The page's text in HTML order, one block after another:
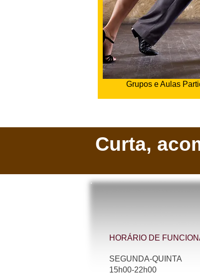
Grupos e Aulas
Curta,
HORÁRIO DE
SEGUNDA-QUINTA
15h00-22h00​